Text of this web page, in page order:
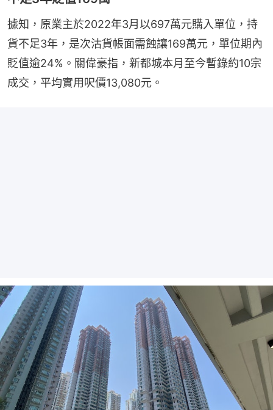
據知，原業主於2022年3月以697萬元購入單位，持
貨不足3年，是次沽貨帳面需蝕讓169萬元，單位期內
貶值逾24%。關偉豪指，新都城本月至今暫錄約10宗
成交，平均實用呎價13,080元。